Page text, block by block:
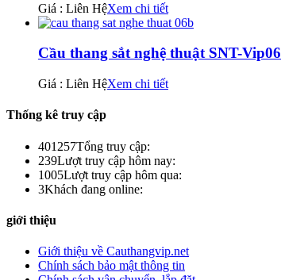
Giá : Liên HệXem chi tiết
Cầu thang sắt nghệ thuật SNT-Vip06
Giá : Liên HệXem chi tiết
Thống kê truy cập
401257Tổng truy cập:
239Lượt truy cập hôm nay:
1005Lượt truy cập hôm qua:
3Khách đang online:
giới thiệu
Giới thiệu về Cauthangvip.net
Chính sách bảo mật thông tin